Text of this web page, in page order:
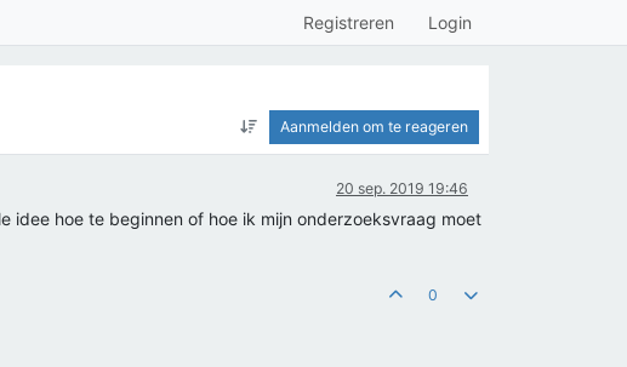
Registreren Login
Aanmelden om te reageren
20 sep. 2019 19:46
idee hoe te beginnen of hoe ik mijn onderzoeksvraag moet
0